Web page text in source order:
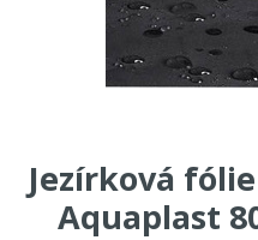
Jezírková
Aquaplast